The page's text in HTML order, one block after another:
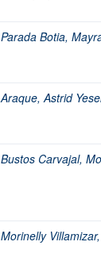
Parada Botia,
Araque, Astrid
Bustos Carvajal,
Morinelly